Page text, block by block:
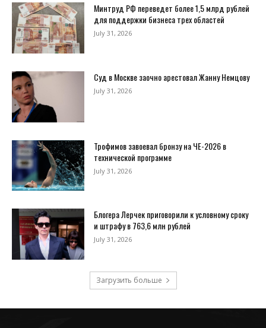
Минтруд РФ переведет более 1,5 млрд рублей
для поддержки бизнеса трех областей
July 31, 2026
Суд в Москве заочно арестовал Жанну Немцову
July 31, 2026
Трофимов завоевал бронзу на ЧЕ-2026 в
технической программе
July 31, 2026
Блогера Лерчек приговорили к условному сроку
и штрафу в 763,6 млн рублей
July 31, 2026
Загрузить больше